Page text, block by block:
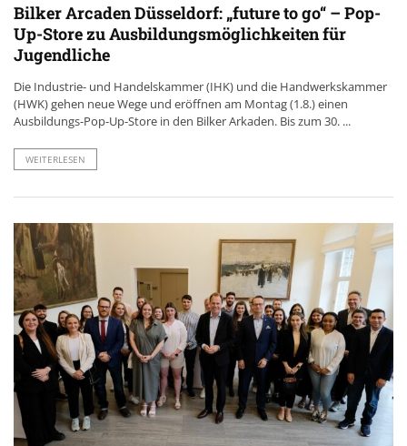
Bilker Arcaden Düsseldorf: „future to go“ – Pop-
Up-Store zu Ausbildungsmöglichkeiten für
Jugendliche
Die Industrie- und Handelskammer (IHK) und die Handwerkskammer
(HWK) gehen neue Wege und eröffnen am Montag (1.8.) einen
Ausbildungs-Pop-Up-Store in den Bilker Arkaden. Bis zum 30. ...
WEITERLESEN